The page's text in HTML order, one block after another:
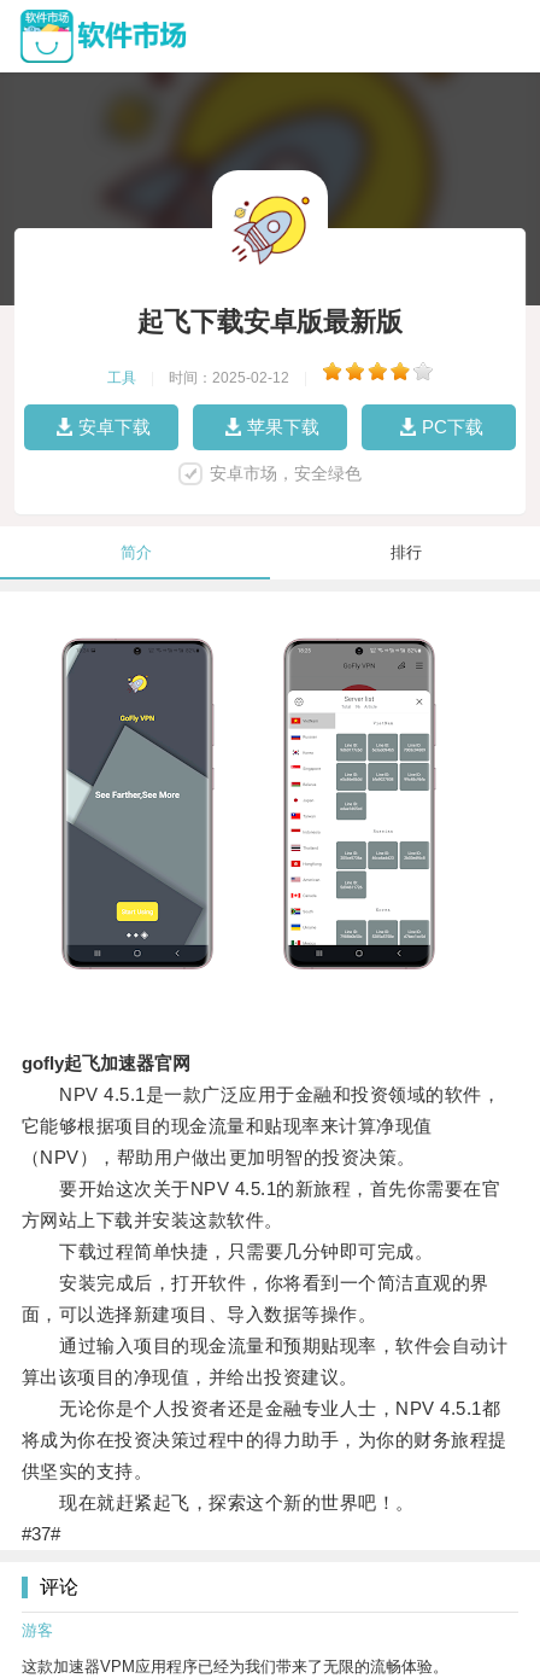
起飞下载安卓版最新版
工具 时间：2025-02-12
安卓下载 苹果下载 PC下载
安卓市场，安全绿色
简介 排行
gofly起飞加速器官网
NPV 4.5.1是一款广泛应用于金融和投资领域的软件，
它能够根据项目的现金流量和贴现率来计算净现值
（NPV），帮助用户做出更加明智的投资决策。
要开始这次关于NPV 4.5.1的新旅程，首先你需要在官
方网站上下载并安装这款软件。
下载过程简单快捷，只需要几分钟即可完成。
安装完成后，打开软件，你将看到一个简洁直观的界
面，可以选择新建项目、导入数据等操作。
通过输入项目的现金流量和预期贴现率，软件会自动计
算出该项目的净现值，并给出投资建议。
无论你是个人投资者还是金融专业人士，NPV 4.5.1都
将成为你在投资决策过程中的得力助手，为你的财务旅程提
供坚实的支持。
现在就赶紧起飞，探索这个新的世界吧！。
#37#
评论
游客
这款加速器VPM应用程序已经为我们带来了无限的流畅体验。